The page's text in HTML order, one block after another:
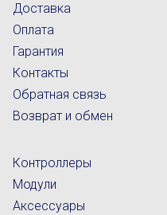
Доставка
Оплата
Гарантия
Контакты
Обратная связь
Возврат и обмен
Контроллеры
Модули
Аксессуары